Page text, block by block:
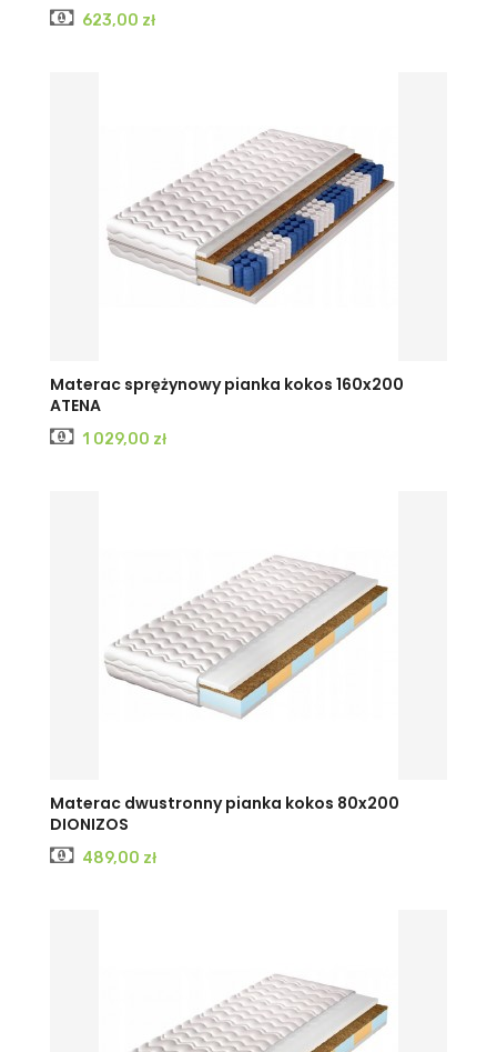
Cena
623,00 zł
Materac sprężynowy pianka kokos 160x200
ATENA
Cena
1 029,00 zł
Materac dwustronny pianka kokos 80x200
DIONIZOS
Cena
489,00 zł